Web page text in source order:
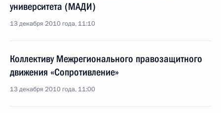
университета (МАДИ)
13 декабря 2010 года, 11:10
Коллективу Межрегионального правозащитного
движения «Сопротивление»
13 декабря 2010 года, 11:00